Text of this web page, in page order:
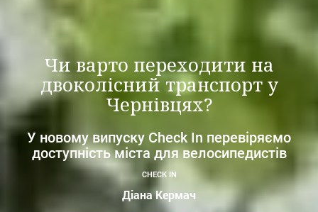
Чи варто переходити на
двоколісний транспорт у
Чернівцях?
У новому випуску Cheсk In перевіряємо
доступність міста для велосипедистів
CHECK IN
Діана Кермач